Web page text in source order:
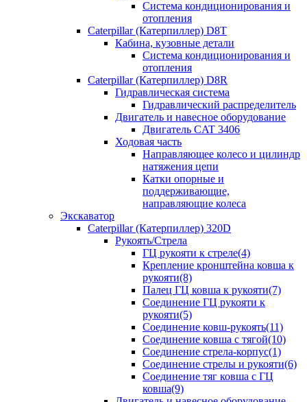
Система кондиционирования и
отопления
Caterpillar (Катерпиллер) D8T
Кабина, кузовные детали
Система кондиционирования и
отопления
Caterpillar (Катерпиллер) D8R
Гидравлическая система
Гидравлический распределитель
Двигатель и навесное оборудование
Двигатель CAT 3406
Ходовая часть
Направляющее колесо и цилиндр
натяжения цепи
Катки опорные и
поддерживающие,
направляющие колеса
Экскаватор
Caterpillar (Катерпиллер) 320D
Рукоять/Стрела
ГЦ рукояти к стреле(4)
Крепление кронштейна ковша к
рукояти(8)
Палец ГЦ ковша к рукояти(7)
Соединение ГЦ рукояти к
рукояти(5)
Соединение ковш-рукоять(11)
Соединение ковша с тягой(10)
Соединение стрела-корпус(1)
Соединение стрелы и рукояти(6)
Соединение тяг ковша с ГЦ
ковша(9)